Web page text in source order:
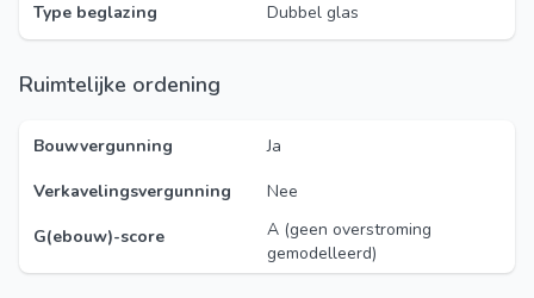
Type beglazing
Dubbel glas
Ruimtelijke ordening
Bouwvergunning
Ja
Verkavelingsvergunning
Nee
G(ebouw)-score
A (geen overstroming
gemodelleerd)